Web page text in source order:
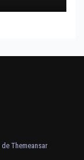
de Themeansar